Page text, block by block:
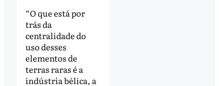
“O que está por
trás da
centralidade do
uso desses
elementos de
terras raras é a
indústria bélica, a